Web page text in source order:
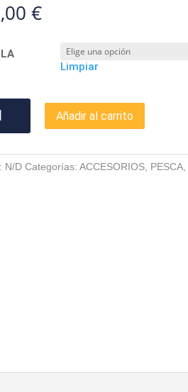
€
Limpiar
Añadir al carrito
N/D Categorías: ACCESORIOS, PESCA,